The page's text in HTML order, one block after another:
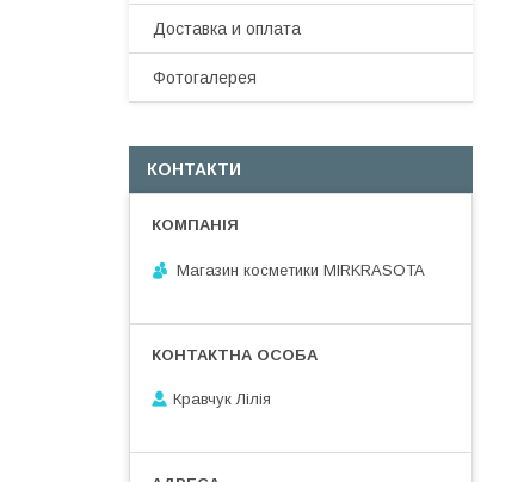
Доставка и оплата
Фотогалерея
КОНТАКТИ
Магазин косметики MIRKRASOTA
Кравчук Лілія